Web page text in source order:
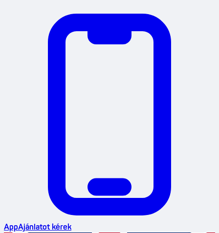
AppAjánlatot kérek